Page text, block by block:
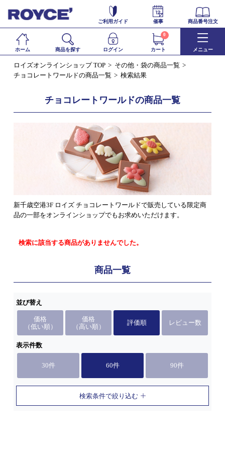
ご利用ガイド 催事 商品番号注文
ホーム 商品を探す ログイン カート
0
メニュー
ロイズオンラインショップ TOP
その他・袋の商品一覧
チョコレートワールドの商品一覧
検索結果
チョコレートワールドの商品一覧
新千歳空港3F ロイズ チョコレートワールドで販売している限定商
品の一部をオンラインショップでもお求めいただけます。
検索に該当する商品がありませんでした。
商品一覧
並び替え
価格
（低い順）
価格
（高い順）
評価順 レビュー数
表示件数
30件 60件 90件
検索条件で絞り込む